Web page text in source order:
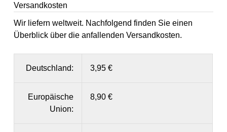
Versandkosten
Wir liefern weltweit. Nachfolgend finden Sie einen
Überblick über die anfallenden Versandkosten.
Deutschland: 3,95 €
Europäische
Union:
8,90 €